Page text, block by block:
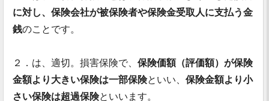
に対し、保険会社が被保険者や保険金受取人に支払う金
銭のことです。
２．は、適切。損害保険で、 保険価額（評価額）が保険
金額より大きい保険は一部保険といい、 保険金額より小
さい保険は超過保険といいます。